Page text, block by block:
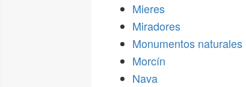
Mieres
Miradores
Monumentos naturales
Morcín
Nava